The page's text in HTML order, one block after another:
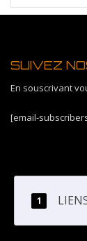
SUIVEZ
En souscrivant
[email-